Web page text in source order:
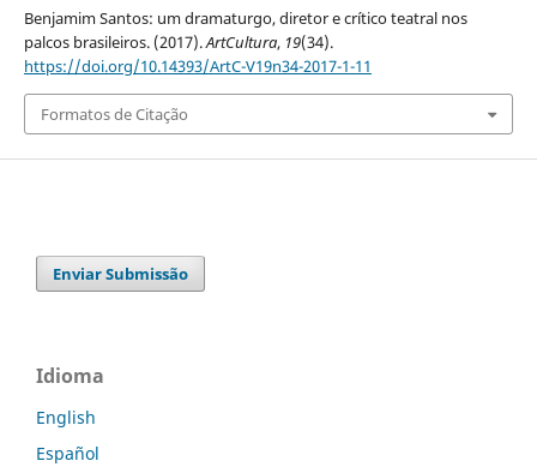
Benjamim Santos: um dramaturgo, diretor e crítico teatral nos
palcos brasileiros. (2017).ArtCultura, 19(34).
https://doi.org/10.14393/ArtC-V19n34-2017-1-11
Formatos de Citação
Enviar Submissão
Idioma
English
Español